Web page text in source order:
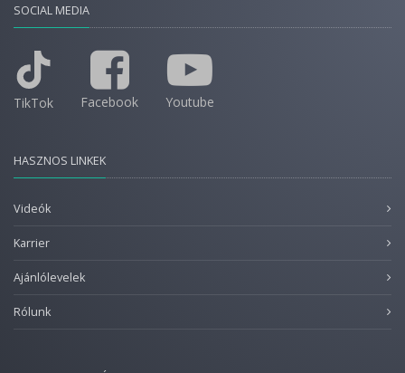
SOCIAL MEDIA
TikTok Facebook Youtube
HASZNOS LINKEK
Videók
Karrier
Ajánlólevelek
Rólunk